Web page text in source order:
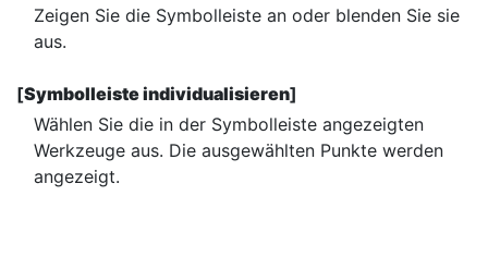
Zeigen Sie die Symbolleiste an oder blenden Sie sie
aus.
[Symbolleiste individualisieren]
Wählen Sie die in der Symbolleiste angezeigten
Werkzeuge aus. Die ausgewählten Punkte werden
angezeigt.